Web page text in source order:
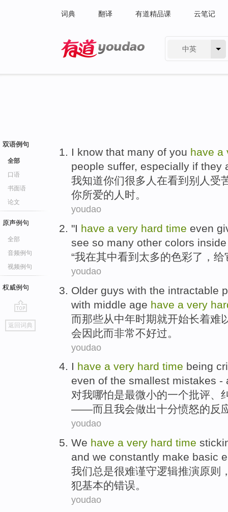
词典 翻译 有道精品课 云笔记
中英
双语例句
全部
口语
书面语
论文
原声例句
全部
音频例句
视频例句
权威例句
go
top
返回词典
I know that many of you have a
people suffer, especially if they
我知道你们很多 人 在看到 别人 受
你所爱的人时。
youdao
"I have a very hard time even
see so many other colors inside
“我在其中看到 太多的色彩了， 给
youdao
Older guys with the intractable
with middle age have a very
而那些从中年时期就开始长着难
会因此而非常不好过 。
youdao
I have a very hard time being
even of the smallest mistakes -
对我哪怕是最微小的一个批评、
——而且 我会做出十分愤怒的反
youdao
We have a very hard time
and we constantly make basic
我们总是很难谨守逻辑推演原则
犯基本的错误。
youdao